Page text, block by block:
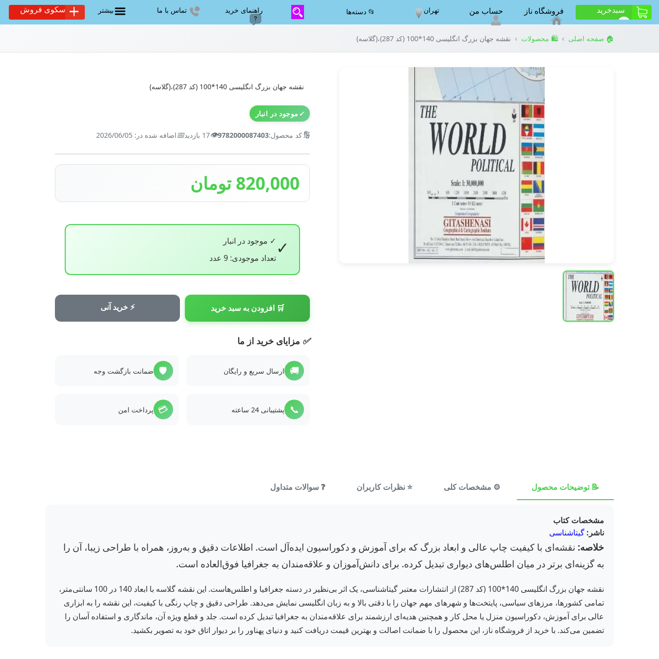
سبد‌خرید فروشگاه ناز حساب من تهران 📂 دسته‌ها راهنمای خرید تماس با ما بیشتر سکوی فروش
🏠 صفحه اصلی › 🛍️ محصولات › نقشه جهان بزرگ انگلیسی 140*100 (کد 287)،(گلاسه)
نقشه جهان بزرگ انگلیسی 140*100 (کد 287)،(گلاسه)
✓ موجود در انبار
🔢کد محصول:9782000087403
👁️17 بازدید 📅اضافه شده در: 2026/06/05
820,000 تومان
✓ ✓ موجود در انبار
تعداد موجودی: 9 عدد
🛒 افزودن به سبد خرید ⚡ خرید آنی
✅ مزایای خرید از ما
🚚 ارسال سریع و رایگان 🛡️ ضمانت بازگشت وجه
📞 پشتیبانی 24 ساعته 💳 پرداخت امن
📝 توضیحات محصول ⚙️ مشخصات کلی ⭐ نظرات کاربران ❓ سوالات متداول
مشخصات کتاب
ناشر: گیتاشناسی
خلاصه: نقشه‌ای با کیفیت چاپ عالی و ابعاد بزرگ که برای آموزش و دکوراسیون ایده‌آل است. اطلاعات دقیق و به‌روز، همراه با طراحی زیبا، آن را
به گزینه‌ای برتر در میان اطلس‌های دیواری تبدیل کرده. برای دانش‌آموزان و علاقه‌مندان به جغرافیا فوق‌العاده است.
نقشه جهان بزرگ انگلیسی 140*100 (کد 287) از انتشارات معتبر گیتاشناسی، یک اثر بی‌نظیر در دسته جغرافیا و اطلس‌هاست. این نقشه گلاسه با ابعاد 140 در 100 سانتی‌متر،
تمامی کشورها، مرزهای سیاسی، پایتخت‌ها و شهرهای مهم جهان را با دقتی بالا و به زبان انگلیسی نمایش می‌دهد. طراحی دقیق و چاپ رنگی با کیفیت، این نقشه را به ابزاری
عالی برای آموزش، دکوراسیون منزل یا محل کار و همچنین هدیه‌ای ارزشمند برای علاقه‌مندان به جغرافیا تبدیل کرده است. جلد و قطع ویژه آن، ماندگاری و استفاده آسان را
تضمین می‌کند. با خرید از فروشگاه ناز، این محصول را با ضمانت اصالت و بهترین قیمت دریافت کنید و دنیای پهناور را بر دیوار اتاق خود به تصویر بکشید.